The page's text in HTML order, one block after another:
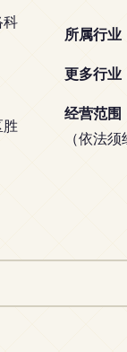
科
胜
所属行业
更多行业
经营范围
（依法